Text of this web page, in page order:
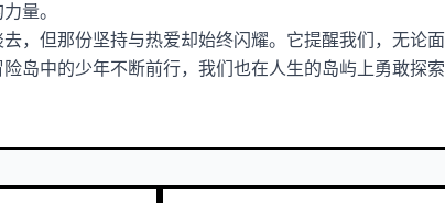
量。
，但那份坚持与热爱却始终闪耀。它提醒我们，无论
岛中的少年不断前行，我们也在人生的岛屿上勇敢探